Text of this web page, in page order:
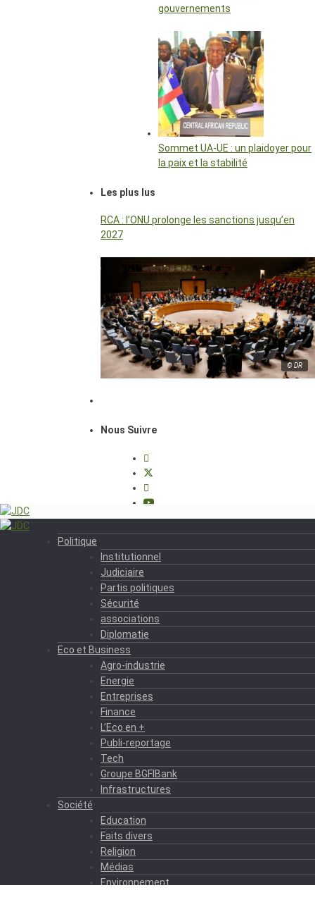
gouvernements
Sommet UA-UE : un plaidoyer pour
la paix et la stabilité
Les plus lus
RCA : l’ONU prolonge les sanctions jusqu’en
2027
© DR
Nous Suivre
Politique
Institutionnel
Judiciaire
Partis politiques
Sécurité
associations
Diplomatie
Eco et Business
Agro-industrie
Energie
Entreprises
Finance
L’Eco en +
Publi-reportage
Tech
Groupe BGFIBank
Infrastructures
Société
Education
Faits divers
Religion
Médias
Environnement